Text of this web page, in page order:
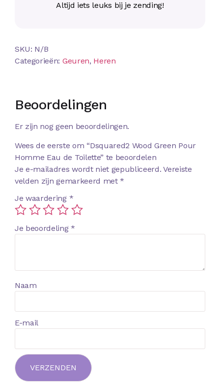
Altijd iets leuks bij je zending!
SKU: N/B
Categorieën: Geuren, Heren
Beoordelingen
Er zijn nog geen beoordelingen.
Wees de eerste om “Dsquared2 Wood Green Pour
Homme Eau de Toilette” te beoordelen
Je e-mailadres wordt niet gepubliceerd. Vereiste
velden zijn gemarkeerd met*
Je waardering *
Je beoordeling*
Naam
E-mail